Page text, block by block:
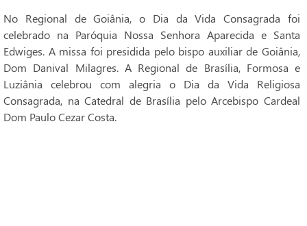
No Regional de Goiânia, o Dia da Vida Consagrada foi
celebrado na Paróquia Nossa Senhora Aparecida e Santa
Edwiges. A missa foi presidida pelo bispo auxiliar de Goiânia,
Dom Danival Milagres. A Regional de Brasília, Formosa e
Luziânia celebrou com alegria o Dia da Vida Religiosa
Consagrada, na Catedral de Brasília pelo Arcebispo Cardeal
Dom Paulo Cezar Costa.